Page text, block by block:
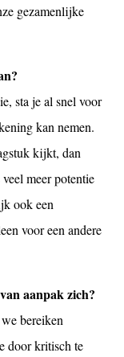
gezamenlijke
sta je al snel voor
kan nemen.
kijkt, dan
meer potentie
ook een
voor een andere
aanpak zich?
bereiken
door kritisch te